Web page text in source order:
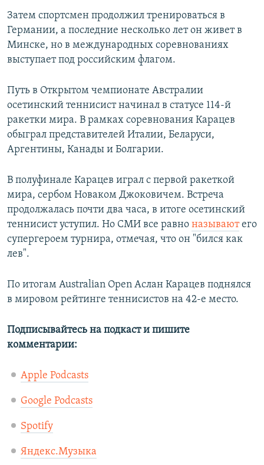
Затем спортсмен продолжил тренироваться в
Германии, а последние несколько лет он живет в
Минске, но в международных соревнованиях
выступает под российским флагом.
Путь в Открытом чемпионате Австралии
осетинский теннисист начинал в статусе 114-й
ракетки мира. В рамках соревнования Карацев
обыграл представителей Италии, Беларуси,
Аргентины, Канады и Болгарии.
В полуфинале Карацев играл с первой ракеткой
мира, сербом Новаком Джоковичем. Встреча
продолжалась почти два часа, в итоге осетинский
теннисист уступил. Но СМИ все равно называютего
супергероем турнира, отмечая, что он "бился как
лев".
По итогам Australian Open Аслан Карацев поднялся
в мировом рейтинге теннисистов на 42-е место.
Подписывайтесь на подкаст и пишите
комментарии:
Apple Podcasts
Google Podcasts
Spotify
Яндекс.Музыка